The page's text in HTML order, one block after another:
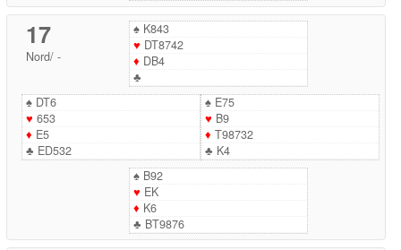
17
Nord/ -
♠K843
♥ DT8742
♦ DB4
♣
♠DT6
♥ 653
♦ E5
♣ ED532
♠E75
♥ B9
♦ T98732
♣ K4
♠B92
♥ EK
♦ K6
♣ BT9876